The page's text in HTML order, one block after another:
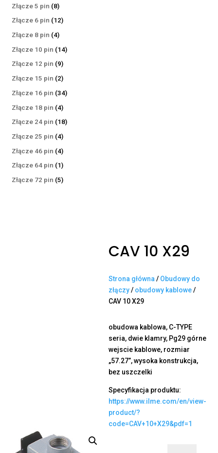
Złącze 5 pin 88
produktów
Złącze 6 pin 1212
Złącze 8 pin 44
produkty
Złącze 10 pin 1414
Złącze 12 pin 99
produktów
Złącze 15 pin 22
produkty
Złącze 16 pin 3434
Złącze 18 pin 44
produkty
Złącze 24 pin 1818
Złącze 25 pin 44
produkty
Złącze 46 pin 44
produkty
Złącze 64 pin 11
produkt
Złącze 72 pin 55
CAV 10 X29
Strona główna / Obudowy do
złączy/ obudowy kablowe/
CAV 10 X29
obudowa kablowa, C-TYPE
seria, dwie klamry, Pg29 górne
wejscie kablowe, rozmiar
„57.27”, wysoka konstrukcja,
bez uszczelki
Specyfikacja produktu:
https://www.ilme.com/en/view-
product/?
code=CAV+10+X29&pdf=1